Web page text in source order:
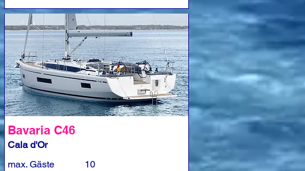
Bavaria C46
Cala d'Or
max. Gäste
10